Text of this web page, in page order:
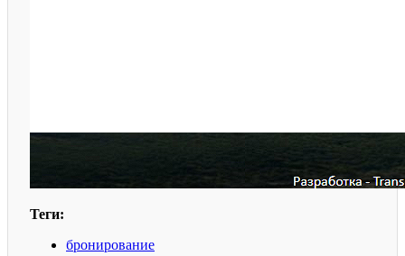
Теги:
бронирование